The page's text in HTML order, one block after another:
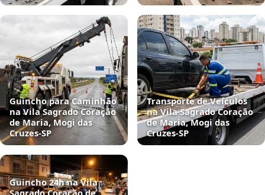
Guincho para Caminhão
na Vila Sagrado Coração
de Maria, Mogi das
Cruzes‑SP
Transporte de Veículos
na Vila Sagrado Coração
de Maria, Mogi das
Cruzes‑SP
Guincho 24h na Vila
Sagrado Coração de